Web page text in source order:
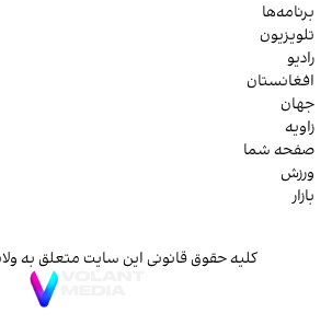
برنامه‌ها
تلویزیون
رادیو
افغانستان
جهان
زاویه
صفحه شما
ورزش
بازار
کلیه حقوق قانونی این سایت متعلق به